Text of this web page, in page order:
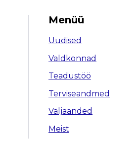
Menüü
Uudised
Valdkonnad
Teadustöö
Terviseandmed
Väljaanded
Meist